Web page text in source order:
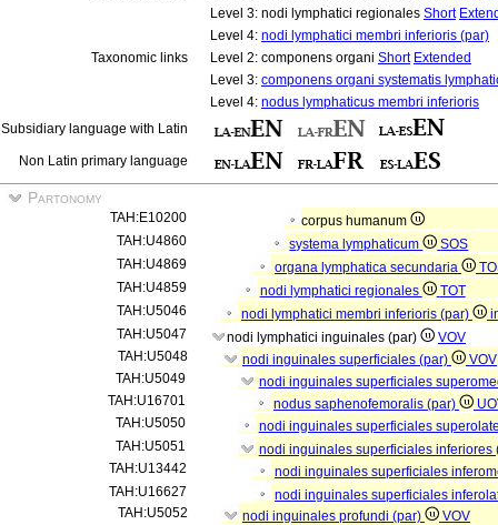
Level 3: nodi lymphatici regionales Short
Level 4: nodi lymphatici membri inferioris (par)
Taxonomic links
Level 2: componens organi Short Extended
Level 3: componens organi systematis
Level 4: nodus lymphaticus membri inferioris
Subsidiary language with Latin
Non Latin primary language
Partonomy
TAH:E10200
corpus humanum
TAH:U4860
systema lymphaticum
SOS
TAH:U4869
organa lymphatica secundaria
TAH:U4859
nodi lymphatici regionales
TOT
TAH:U5046
nodi lymphatici membri inferioris (par)
TAH:U5047
nodi lymphatici inguinales (par)
VOV
TAH:U5048
nodi inguinales superficiales (par)
VOV
TAH:U5049
nodi inguinales superficiales
TAH:U16701
nodus saphenofemoralis (par)
TAH:U5050
nodi inguinales superficiales
TAH:U5051
nodi inguinales superficiales inferiores
TAH:U13442
nodi inguinales superficiales
TAH:U16627
nodi inguinales superficiales
TAH:U5052
nodi inguinales profundi (par)
VOV